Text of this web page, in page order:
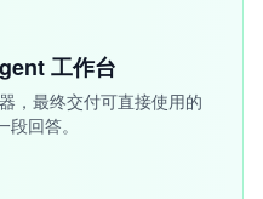
工作台
，最终交付可直接使用的
回答。